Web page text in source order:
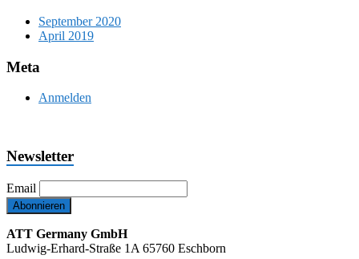
September 2020
April 2019
Meta
Anmelden
Newsletter
Email
ATT Germany GmbH
Ludwig-Erhard-Straße 1A 65760 Eschborn